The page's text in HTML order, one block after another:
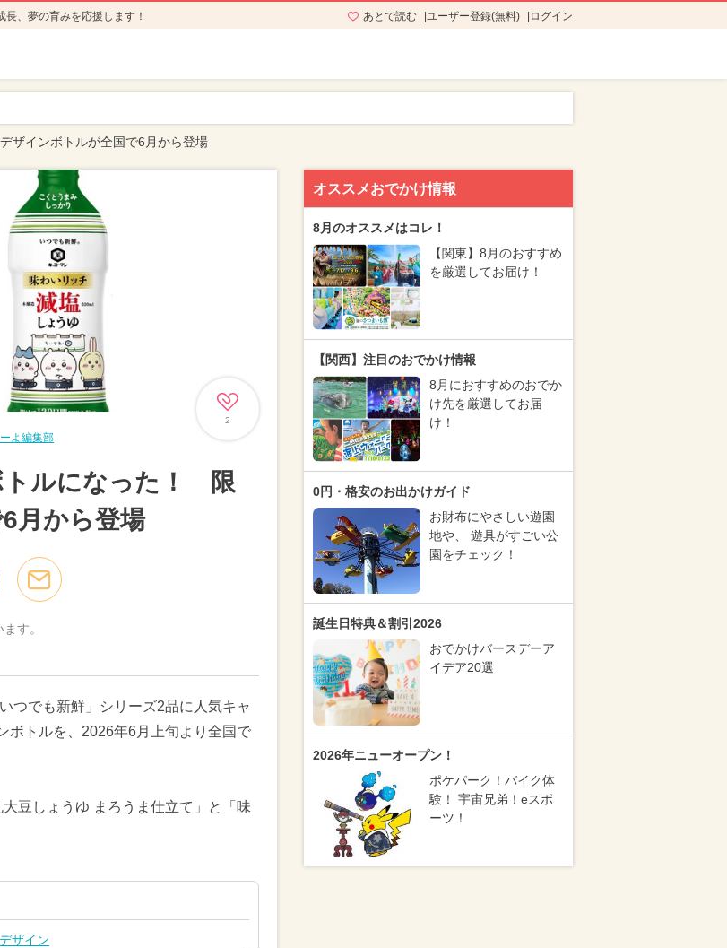
、夢の育みを応援します！ あとで読む ユーザー登録(無料) ログイン
ザインボトルが全国で6月から登場
2
よ編集部
トルになった！ 限
月から登場
す。
つでも新鮮」シリーズ2品に人気キャ
ボトルを、2026年6月上旬より全国で
豆しょうゆ まろうま仕立て」と「味
ザイン
オススメおでかけ情報
8月のオススメはコレ！
【関東】8月のおすすめ
を厳選してお届け！
【関西】注目のおでかけ情報
8月におすすめのおでか
け先を厳選してお届
け！
0円・格安のお出かけガイド
お財布にやさしい遊園
地や、 遊具がすごい公
園をチェック！
誕生日特典＆割引2026
おでかけバースデーア
イデア20選
2026年ニューオープン！
ポケパーク！バイク体
験！ 宇宙兄弟！eスポ
ーツ！